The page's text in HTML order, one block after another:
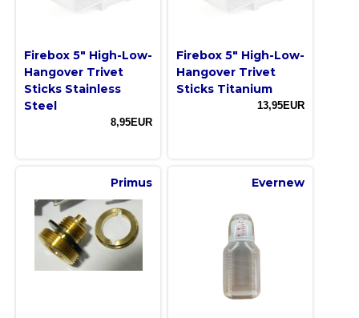
Firebox 5″ High-Low-
Hangover Trivet
Sticks Stainless
Steel
8,95EUR
Firebox 5″ High-Low-
Hangover Trivet
Sticks Titanium
13,95EUR
Primus Evernew